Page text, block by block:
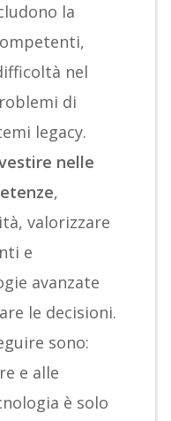
la
nel
di
legacy.
nelle
,
valorizzare
e
avanzate
le decisioni.
sono:
e alle
è solo